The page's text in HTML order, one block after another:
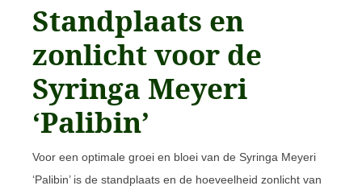
Standplaats en
zonlicht voor de
Syringa Meyeri
‘Palibin’
Voor een optimale groei en bloei van de Syringa Meyeri
‘Palibin’ is de standplaats en de hoeveelheid zonlicht van